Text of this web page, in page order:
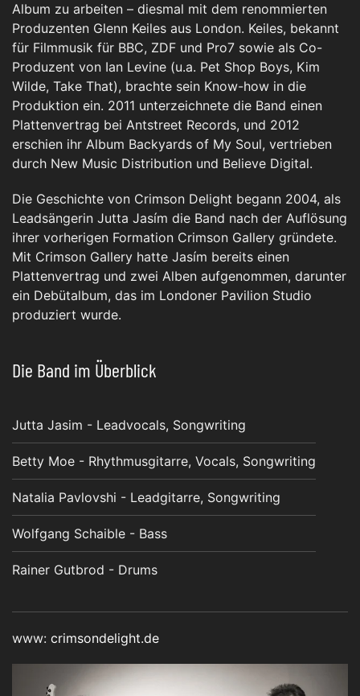
Album zu arbeiten – diesmal mit dem renommierten
Produzenten Glenn Keiles aus London. Keiles, bekannt
für Filmmusik für BBC, ZDF und Pro7 sowie als Co-
Produzent von Ian Levine (u.a. Pet Shop Boys, Kim
Wilde, Take That), brachte sein Know-how in die
Produktion ein. 2011 unterzeichnete die Band einen
Plattenvertrag bei Antstreet Records, und 2012
erschien ihr Album Backyards of My Soul, vertrieben
durch New Music Distribution und Believe Digital.
Die Geschichte von Crimson Delight begann 2004, als
Leadsängerin Jutta Jasím die Band nach der Auflösung
ihrer vorherigen Formation Crimson Gallery gründete.
Mit Crimson Gallery hatte Jasím bereits einen
Plattenvertrag und zwei Alben aufgenommen, darunter
ein Debütalbum, das im Londoner Pavilion Studio
produziert wurde.
Die Band im Überblick
Jutta Jasim - Leadvocals, Songwriting
Betty Moe - Rhythmusgitarre, Vocals, Songwriting
Natalia Pavlovshi - Leadgitarre, Songwriting
Wolfgang Schaible - Bass
Rainer Gutbrod - Drums
www: crimsondelight.de